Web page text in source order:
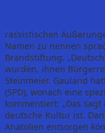
rassistischen
Namen zu nennen
Brandstiftung.
wurden, ihnen
Steinmeier. Gauland
(SPD), wonach eine
kommentiert: „Das
deutsche Kultur ist.
Anatolien entsorgen